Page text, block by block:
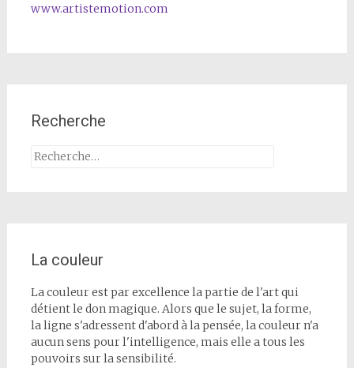
www.artistemotion.com
Recherche
Rechercher :
La couleur
La couleur est par excellence la partie de l'art qui
détient le don magique. Alors que le sujet, la forme,
la ligne s'adressent d'abord à la pensée, la couleur n'a
aucun sens pour l'intelligence, mais elle a tous les
pouvoirs sur la sensibilité.